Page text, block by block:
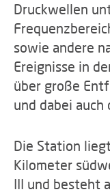
Druckwellen
sowie andere
Ereignisse in
über große
und dabei
Die Station
Kilometer
III und besteht